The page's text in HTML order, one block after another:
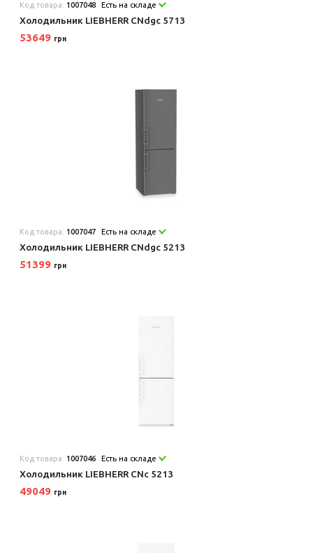
Код товара: 1007048 Есть на складе
Холодильник LIEBHERR CNdgc 5713
53649 грн
Код товара: 1007047 Есть на складе
Холодильник LIEBHERR CNdgc 5213
51399 грн
Код товара: 1007046 Есть на складе
Холодильник LIEBHERR CNc 5213
49049 грн